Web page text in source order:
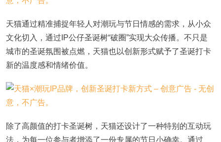
天猫通过精准捕捉年轻人对潮玩与节日情感的需求，从小众
文化切入，通过IP公仔圣诞树“破圈”实现大众传播。不只是
城市的圣诞氛围被点燃，天猫也以创新形式赋予了圣诞打卡
新的温度感和情绪价值。
除了高颜值的打卡圣诞树，天猫还设计了一种特别的互动玩
法，为每一位参与者增添了一份专属的节日小确幸。通过